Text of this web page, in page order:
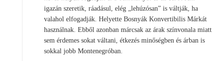
igazán szeretik, ráadásul, elég „lehúzósan” is váltják, ha
valahol elfogadják. Helyette Bosnyák Konvertibilis Márkát
használnak. Ebből azonban márcsak az árak színvonala miatt
sem érdemes sokat váltani, étkezés minőségben és árban is
sokkal jobb Montenegróban.